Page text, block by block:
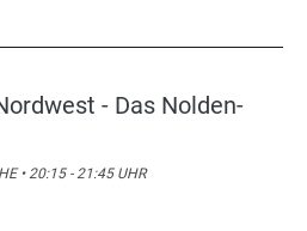
- Das Nolden-
• 20:15 - 21:45 UHR